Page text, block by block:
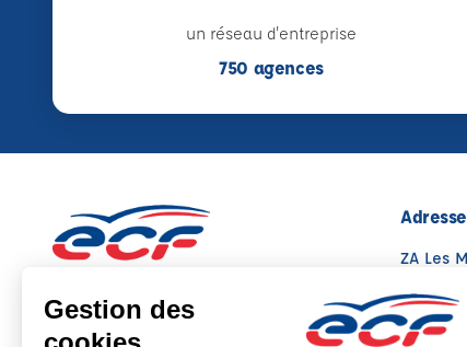
un réseau d'entreprise
750 agences
ZA Les
86130
Voir sur